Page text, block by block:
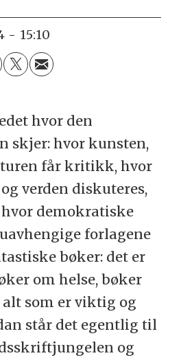
- 15:10
hvor den
skjer: hvor kunsten,
får kritikk, hvor
verden diskuteres,
demokratiske
forlagene
bøker: det er
om helse, bøker
som er viktig og
står det egentlig til
og